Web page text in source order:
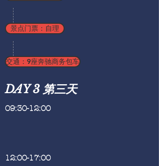
景点门票：自理
交通：9座奔驰商务包车
DAY 3 第三天
09:30-12:00
​12:00-17:00